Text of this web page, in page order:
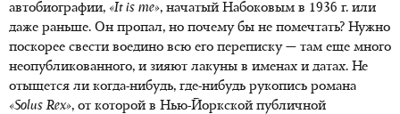
автобиографии, «It is me», начатый Набоковым в 1936 г. или
даже раньше. Он пропал, но почему бы не помечтать? Нужно
поскорее свести воедино всю его переписку — там еще много
неопубликованного, и зияют лакуны в именах и датах. Не
отыщется ли когда-нибудь, где-нибудь рукопись романа
«Solus Rex», от которой в Нью-Йоркской публичной